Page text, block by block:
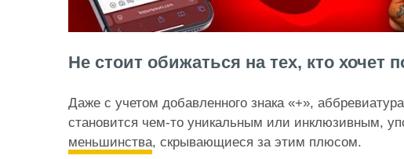
Не стоит обижаться на тех, кто хочет
Даже с учетом добавленного знака «+»,
становится чем-то уникальным или инклюзивным,
меньшинства, скрывающиеся за этим плюсом.